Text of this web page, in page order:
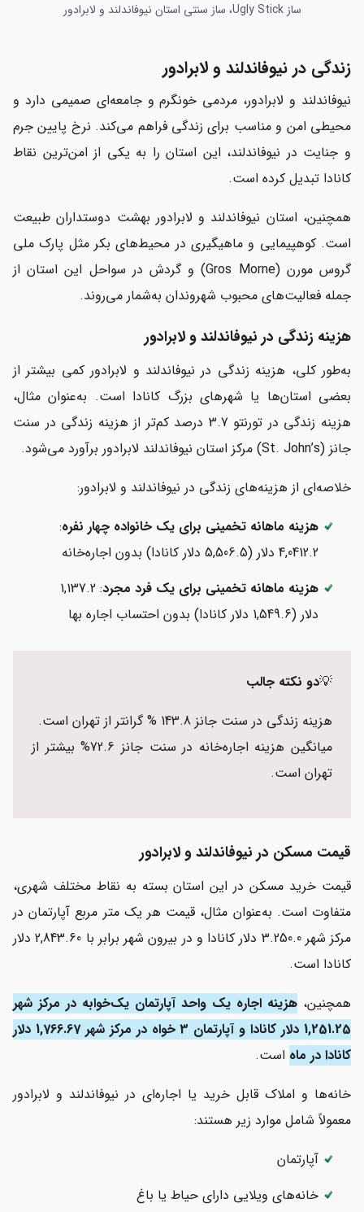
ساز Ugly Stick، ساز سنتی استان نیوفاندلند و لابرادور
زندگی در نیوفاندلند و لابرادور
نیوفاندلند و لابرادور، مردمی خونگرم و جامعه‌ای صمیمی دارد و
محیطی امن و مناسب برای زندگی فراهم می‌کند. نرخ پایین جرم
و جنایت در نیوفاندلند، این استان را به یکی از امن‌ترین نقاط
کانادا تبدیل کرده است.
همچنین، استان نیوفاندلند و لابرادور بهشت دوستداران طبیعت
است. کوهپیمایی و ماهیگیری در محیط‌های بکر مثل پارک ملی
گروس مورن (Gros Morne) و گردش در سواحل این استان از
جمله فعالیت‌های محبوب شهروندان به‌شمار می‌روند.
هزینه زندگی در نیوفاندلند و لابرادور
به‌طور کلی، هزینه زندگی در نیوفاندلند و لابرادور کمی بیشتر از
بعضی استان‌ها یا شهرهای بزرگ کانادا است. به‌عنوان مثال،
هزینه زندگی در تورنتو 3.7 درصد کم‌تر از هزینه زندگی در سنت
جانز (St. John’s) مرکز استان نیوفاندلند لابرادور برآورد می‌شود.
خلاصه‌ای از هزینه‌های زندگی در نیوفاندلند و لابرادور:
هزینه ماهانه تخمینی برای یک خانواده چهار نفره:
4,0412.2 دلار (5,506.5 دلار کانادا) بدون اجاره‌خانه
هزینه ماهانه تخمینی برای یک فرد مجرد : 1,137.2
دلار (1,549.6 دلار کانادا) بدون احتساب اجاره بها
💡دو نکته جالب
هزینه زندگی در سنت جانز 143.8 % گرانتر از تهران است.
میانگین هزینه اجاره‌خانه در سنت جانز 72.6% بیشتر از
تهران است.
قیمت مسکن در نیوفاندلند و لابرادور
قیمت خرید مسکن در این استان بسته به نقاط مختلف شهری،
متفاوت است. به‌عنوان مثال، قیمت هر یک متر مربع آپارتمان در
مرکز شهر 3.250.0 دلار کانادا و در بیرون شهر برابر با 2,843.60 دلار
کانادا است.
همچنین، هزینه اجاره یک واحد آپارتمان یک‌خوابه در مرکز شهر
1,251.25 دلار کانادا و آپارتمان 3 خواه در مرکز شهر 1,766.67 دلار
کانادا در ماه است.
خانه‌ها و املاک قابل خرید یا اجاره‌ای در نیوفاندلند و لابرادور
معمولاً شامل موارد زیر هستند:
آپارتمان
خانه‌های ویلایی دارای حیاط یا باغ